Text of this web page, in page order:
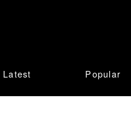
Latest Popular